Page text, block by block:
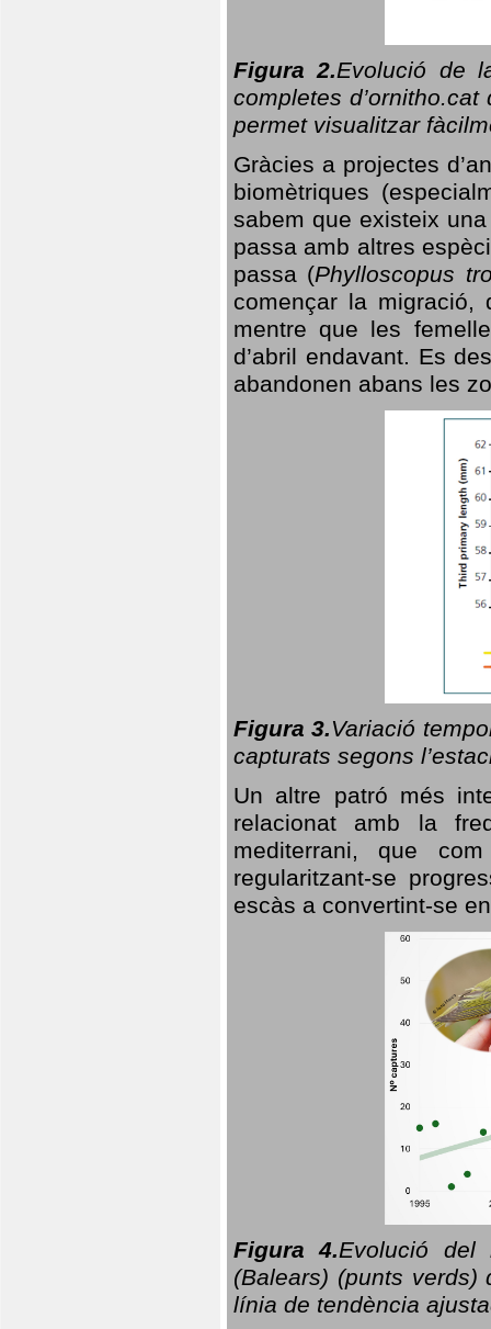
Figura 2.Evolució de
completes
permet visualitzar
Gràcies a projectes
biomètriques
sabem que existeix
passa amb altres
passa (Phylloscopus
començar la migració,
mentre que les
d’abril endavant. Es
abandonen abans les
Figura 3.Variació
capturats segons
Un altre patró més
relacionat amb la
mediterrani, que
regularitzant-se
escàs a convertint-se
Figura 4.Evolució del
(Balears) (punts
línia de tendència